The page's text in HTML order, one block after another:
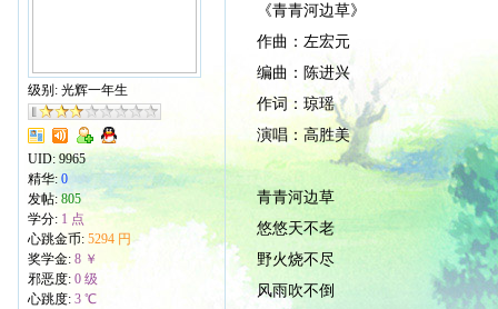
级别: 光辉一年生
UID: 9965
精华: 0
发帖: 805
学分: 1 点
心跳金币: 5294 円
奖学金: 8 ￥
邪恶度: 0 级
心跳度: 3 ℃
《青青河边草》
作曲：左宏元
编曲：陈进兴
作词：琼瑶
演唱：高胜美
青青河边草
悠悠天不老
野火烧不尽
风雨吹不倒